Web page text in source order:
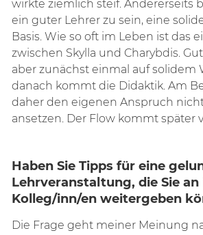
wirkte ziemlich steif. Andererseits
ein guter Lehrer zu sein, eine
Basis. Wie so oft im Leben ist das
zwischen Skylla und Charybdis.
aber zunächst einmal auf solidem
danach kommt die Didaktik. Am
daher den eigenen Anspruch
ansetzen. Der Flow kommt später
Haben Sie Tipps für eine
Lehrveranstaltung, die Sie
Kolleg/inn/en weitergeben
Die Frage geht meiner Meinung